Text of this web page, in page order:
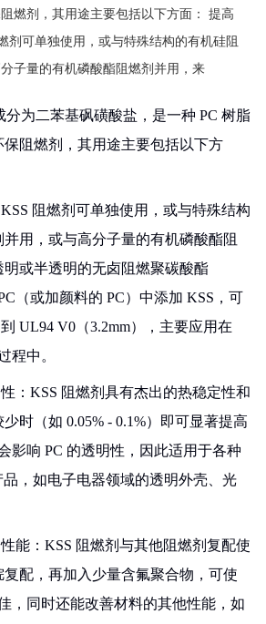
燃剂，其用途主要包括以下方面：
提高
剂可单独使用，或与特殊结构的有机硅阻
子量的有机磷酸酯阻燃剂并用，来
分为二苯基砜磺酸盐，是一种 PC 树脂
阻燃剂，其用途主要包括以下方
阻燃剂可单独使用，或与特殊结构
用，或与高分子量的有机磷酸酯阻
或半透明的无卤阻燃聚碳酸酯
（或加颜料的 PC）中添加 KSS，可
UL94 V0（3.2mm），主要应用在
程中。
：KSS 阻燃剂具有杰出的热稳定性和
时（如 0.05% - 0.1%）即可显著提高
影响 PC 的透明性，因此适用于各种
品，如电子电器领域的透明外壳、光
能：KSS 阻燃剂与其他阻燃剂复配使
配，再加入少量含氟聚合物，可使
，同时还能改善材料的其他性能，如